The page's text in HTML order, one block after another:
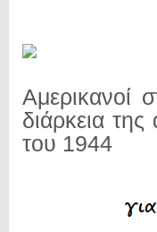
Αμερικανοί
διάρκεια
του 1944